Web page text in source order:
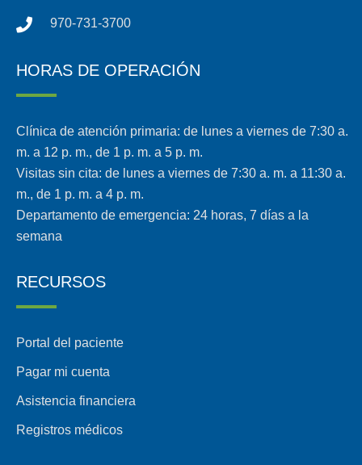
970-731-3700
HORAS DE OPERACIÓN
Clínica de atención primaria: de lunes a viernes de 7:30 a.
m. a 12 p. m., de 1 p. m. a 5 p. m.
Visitas sin cita: de lunes a viernes de 7:30 a. m. a 11:30 a.
m., de 1 p. m. a 4 p. m.
Departamento de emergencia: 24 horas, 7 días a la
semana
RECURSOS
Portal del paciente
Pagar mi cuenta
Asistencia financiera
Registros médicos